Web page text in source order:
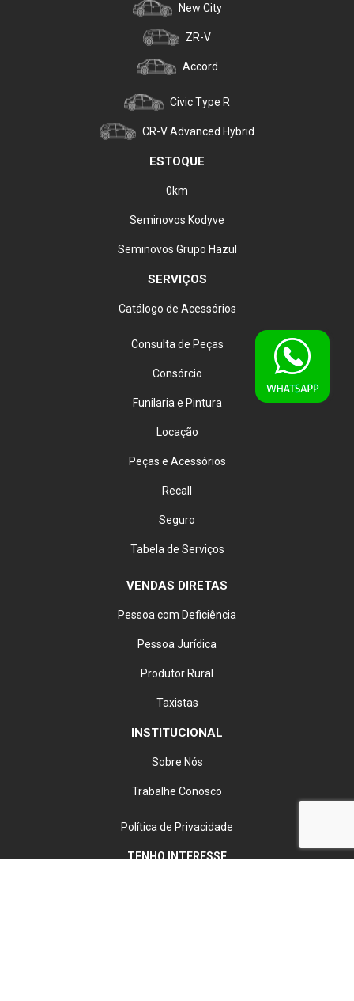
New City
ZR-V
Accord
Civic Type R
CR-V Advanced Hybrid
ESTOQUE
0km
Seminovos Kodyve
Seminovos Grupo Hazul
SERVIÇOS
Catálogo de Acessórios
Consulta de Peças
Consórcio
Funilaria e Pintura
Locação
Peças e Acessórios
Recall
Seguro
Tabela de Serviços
VENDAS DIRETAS
Pessoa com Deficiência
Pessoa Jurídica
Produtor Rural
Taxistas
INSTITUCIONAL
Sobre Nós
Trabalhe Conosco
Política de Privacidade
TENHO INTERESSE